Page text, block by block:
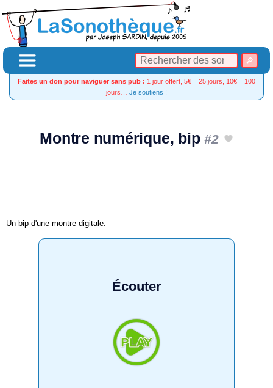
Faites un don pour naviguer sans pub : 1 jour offert, 5€ = 25 jours, 10€ = 100
jours… Je soutiens !
Montre numérique, bip#2
Un bip d'une montre digitale.
Écouter